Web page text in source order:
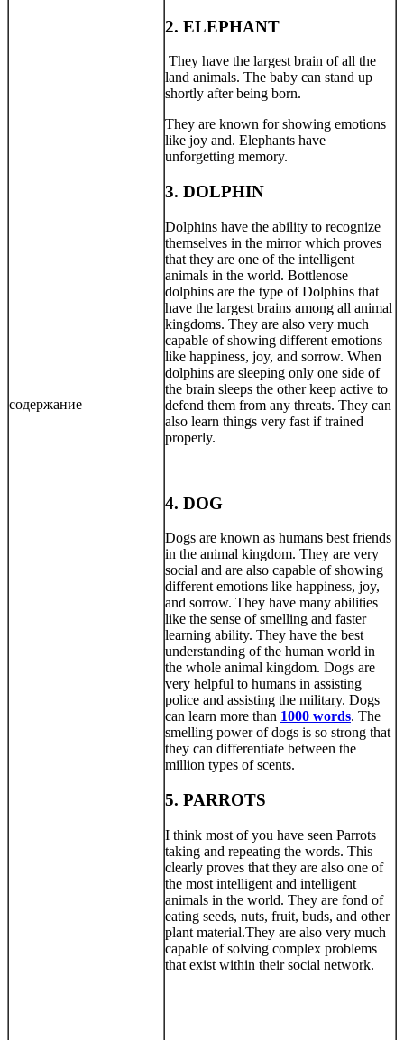
содержание
2. ELEPHANT
They have the largest brain of all the
land animals. The baby can stand up
shortly after being born.
They are known for showing emotions
like joy and. Elephants have
unforgetting memory.
3. DOLPHIN
Dolphins have the ability to recognize
themselves in the mirror which proves
that they are one of the intelligent
animals in the world. Bottlenose
dolphins are the type of Dolphins that
have the largest brains among all animal
kingdoms. They are also very much
capable of showing different emotions
like happiness, joy, and sorrow. When
dolphins are sleeping only one side of
the brain sleeps the other keep active to
defend them from any threats. They can
also learn things very fast if trained
properly.
4. DOG
Dogs are known as humans best friends
in the animal kingdom. They are very
social and are also capable of showing
different emotions like happiness, joy,
and sorrow. They have many abilities
like the sense of smelling and faster
learning ability. They have the best
understanding of the human world in
the whole animal kingdom. Dogs are
very helpful to humans in assisting
police and assisting the military. Dogs
can learn more than 1000 words. The
smelling power of dogs is so strong that
they can differentiate between the
million types of scents.
5. PARROTS
I think most of you have seen Parrots
taking and repeating the words. This
clearly proves that they are also one of
the most intelligent and intelligent
animals in the world. They are fond of
eating seeds, nuts, fruit, buds, and other
plant material.They are also very much
capable of solving complex problems
that exist within their social network.